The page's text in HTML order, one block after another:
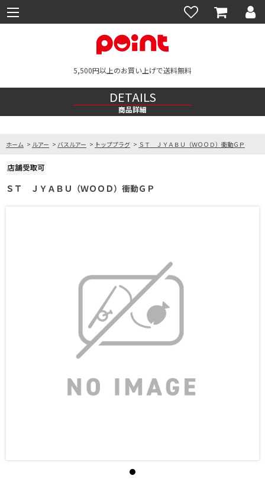
5,500円以上のお買い上げで送料無料
DETAILS
商品詳細
ホーム > ルアー > バスルアー > トッププラグ > ＳＴ ＪＹＡＢＵ（ＷＯＯＤ）衝動ＧＰ
ＳＴ ＪＹＡＢＵ（ＷＯＯＤ）衝動ＧＰ